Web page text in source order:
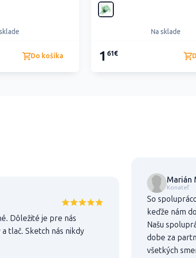
Do košíka
Na sklade
1 61€
Dôležité je pre nás
tlač. Sketch nás nikdy
Marián
Konateľ
So
keďže nám
Našu
dobe za
všetkých